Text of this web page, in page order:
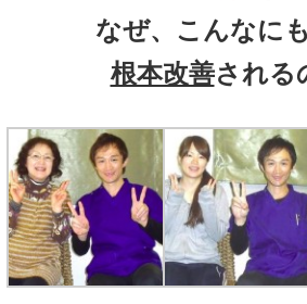
なぜ、こんなにも
根本改善される